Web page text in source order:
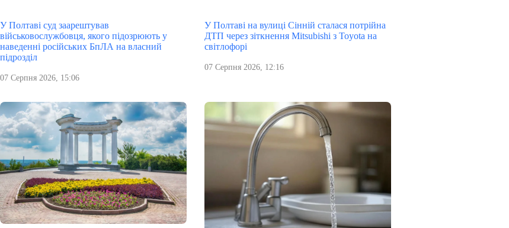
У Полтаві суд заарештував
військовослужбовця, якого підозрюють у
наведенні російських БпЛА на власний
підрозділ
07 Серпня 2026, 15:06
У Полтаві на вулиці Сінній сталася потрійна
ДТП через зіткнення Mitsubishi з Toyota на
світлофорі
07 Серпня 2026, 12:16